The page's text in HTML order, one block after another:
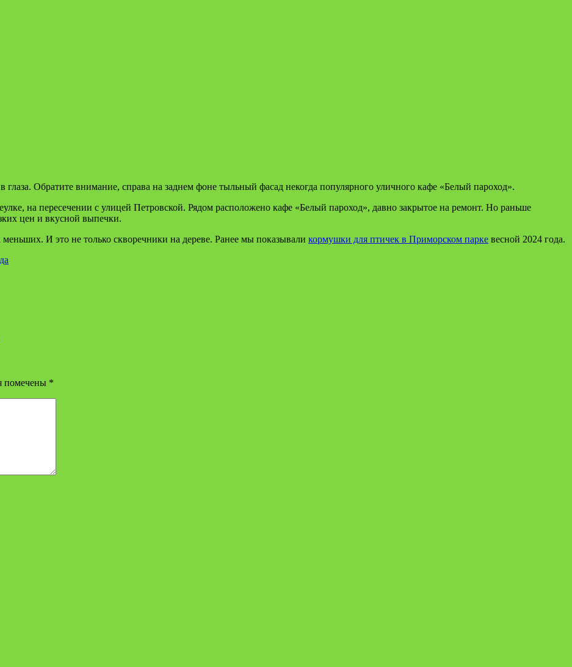
глаза. Обратите внимание, справа на заднем фоне тыльный фасад некогда популярного уличного кафе «Белый пароход».
на пересечении с улицей Петровской. Рядом расположено кафе «Белый пароход», давно закрытое на ремонт. Но раньше
цен и вкусной выпечки.
И это не только скворечники на дереве. Ранее мы показывали кормушки для птичек в Приморском парке весной 2024 года.
помечены *